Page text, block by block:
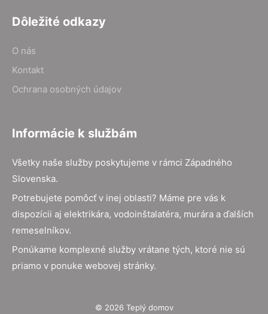
Dôležité odkazy
O nás
Kontakt
Ochrana osobných údajov
Informácie k službám
Všetky naše služby poskytujeme v rámci Západného
Slovenska.
Potrebujete pomôcť v inej oblasti? Máme pre vás k
dispozícii aj elektrikára, vodoinštalatéra, murára a ďalších
remeselníkov.
Ponúkame komplexné služby vrátane tých, ktoré nie sú
priamo v ponuke webovej stránky.
© 2026 Teplý domov